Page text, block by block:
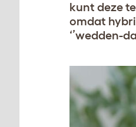
kunt deze
omdat
‘’wedden-